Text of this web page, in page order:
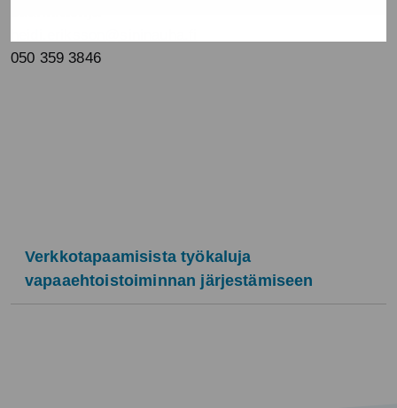
050 359 3846
Verkkotapaamisista työkaluja
vapaaehtoistoiminnan järjestämiseen